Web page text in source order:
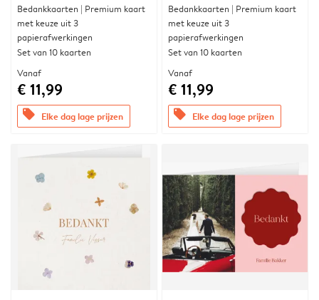
Bedankkaarten | Premium kaart
met keuze uit 3
papierafwerkingen
Set van 10 kaarten
Vanaf
€ 11,99
offers Elke dag lage prijzen
Bedankkaarten | Premium kaart
met keuze uit 3
papierafwerkingen
Set van 10 kaarten
Vanaf
€ 11,99
offers Elke dag lage prijzen